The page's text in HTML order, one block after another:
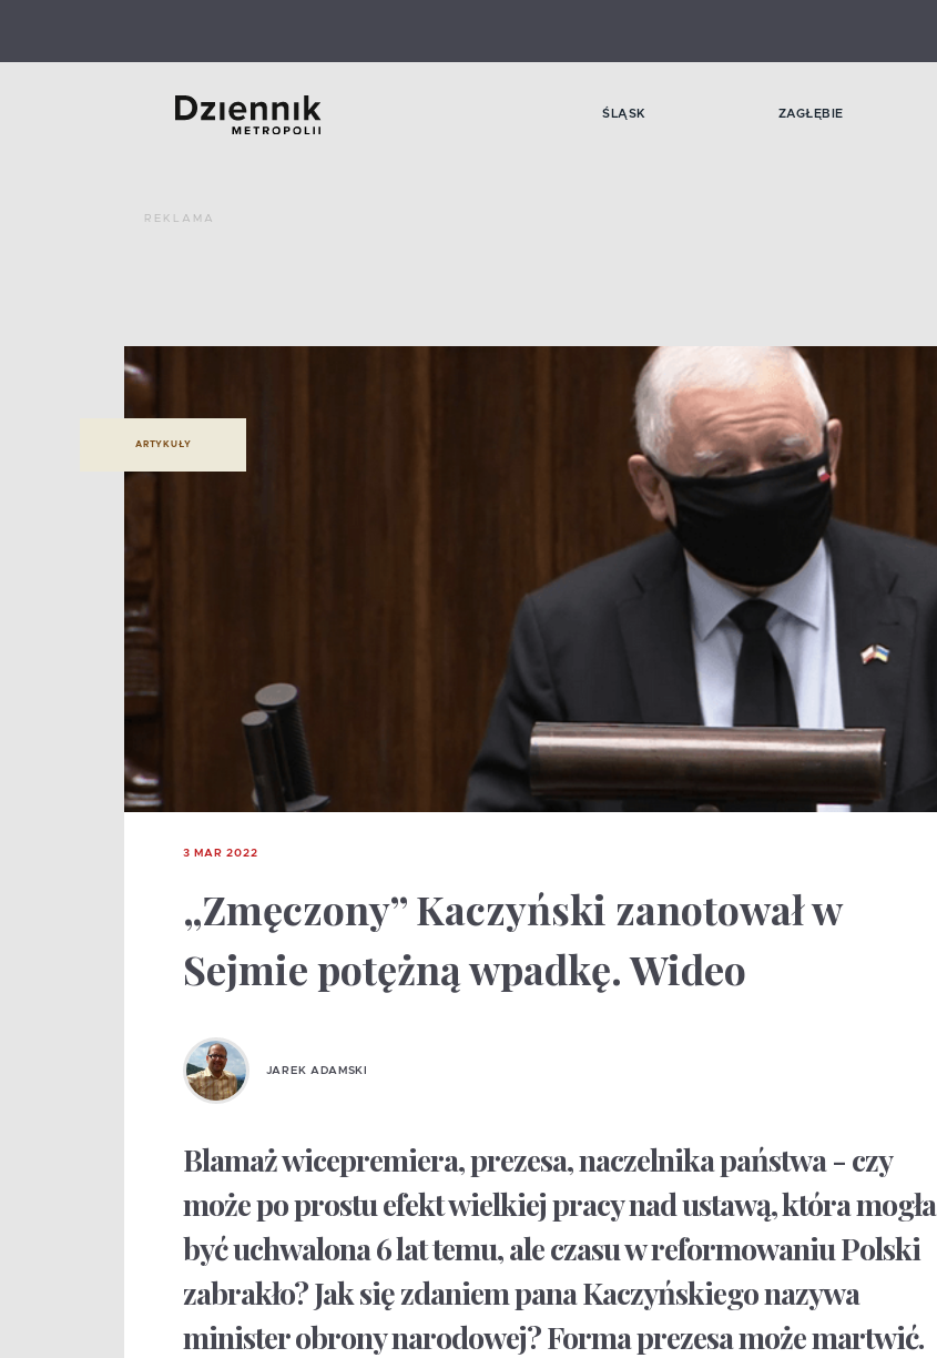
ŚLĄSK ZAGŁĘBIE
REKLAMA
ARTYKUŁY
3 MAR 2022
„Zmęczony” Kaczyński zanotował w
Sejmie potężną wpadkę. Wideo
JAREK ADAMSKI
Blamaż wicepremiera, prezesa, naczelnika państwa - czy
może po prostu efekt wielkiej pracy nad ustawą, która mogła
być uchwalona 6 lat temu, ale czasu w reformowaniu Polski
zabrakło? Jak się zdaniem pana Kaczyńskiego nazywa
minister obrony narodowej? Forma prezesa może martwić.